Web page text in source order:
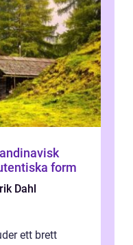
form
Dahl
ett brett